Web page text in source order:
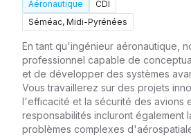
Aéronautique
CDI
Séméac, Midi-Pyrénées
En tant qu'ingénieur aéronautique,
professionnel capable de
et de développer des systèmes
Vous travaillerez sur des projets
l'efficacité et la sécurité des avions
responsabilités incluront également
problèmes complexes